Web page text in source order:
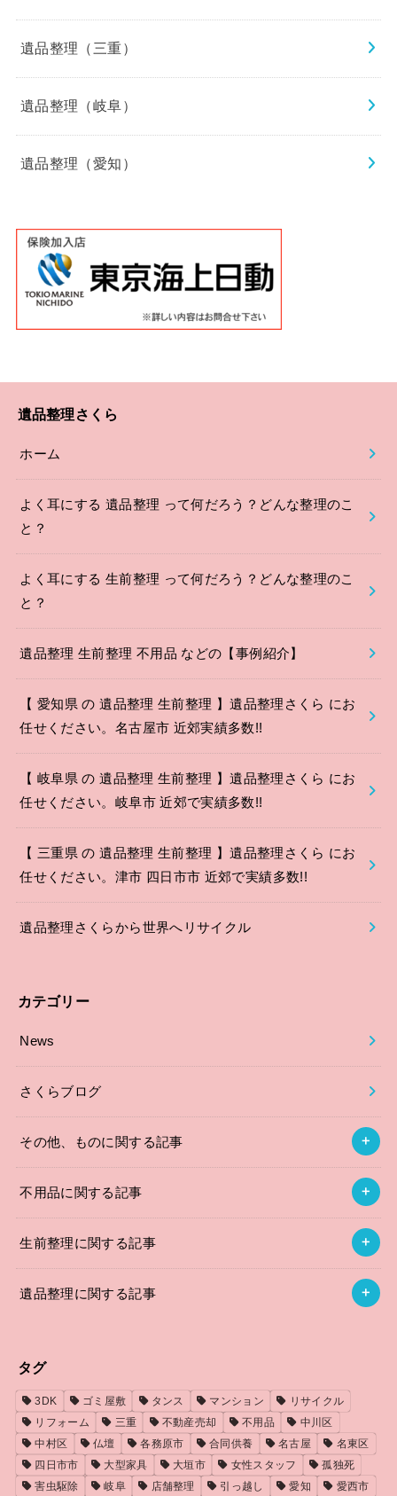
遺品整理（三重）
遺品整理（岐阜）
遺品整理（愛知）
遺品整理さくら
ホーム
よく耳にする 遺品整理 って何だろう？どんな整理のこ
と？
よく耳にする 生前整理 って何だろう？どんな整理のこ
と？
遺品整理 生前整理 不用品 などの【事例紹介】
【 愛知県 の 遺品整理 生前整理 】遺品整理さくら にお
任せください。名古屋市 近郊実績多数!!
【 岐阜県 の 遺品整理 生前整理 】遺品整理さくら にお
任せください。岐阜市 近郊で実績多数!!
【 三重県 の 遺品整理 生前整理 】遺品整理さくら にお
任せください。津市 四日市市 近郊で実績多数!!
遺品整理さくらから世界へリサイクル
カテゴリー
News
さくらブログ
その他、ものに関する記事
不用品に関する記事
生前整理に関する記事
遺品整理に関する記事
タグ
3DK ゴミ屋敷 タンス マンション
リサイクル
リフォーム
三重 不動産売却 不用品
中川区
中村区
仏壇 各務原市 合同供養 名古屋
名東区
四日市市
大型家具 大垣市 女性スタッフ
孤独死
害虫駆除
岐阜 店舗整理 引っ越し 愛知 愛西市